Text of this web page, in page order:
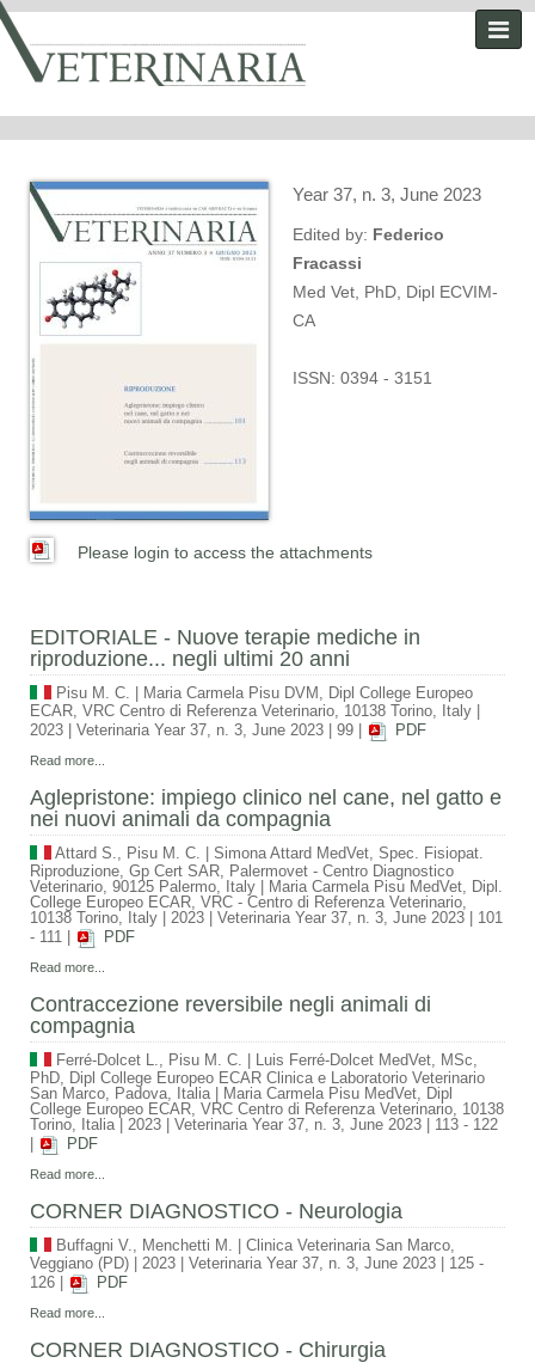
Year 37, n. 3, June 2023
Edited by: Federico
Fracassi
Med Vet, PhD, Dipl ECVIM-
CA
ISSN: 0394 - 3151
Please login to access the attachments
EDITORIALE - Nuove terapie mediche in
riproduzione... negli ultimi 20 anni
Pisu M. C.
Maria Carmela Pisu DVM, Dipl College Europeo
ECAR, VRC Centro di Referenza Veterinario, 10138 Torino, Italy
2023
Veterinaria Year 37, n. 3, June 2023 99 PDF
Read more...
Aglepristone: impiego clinico nel cane, nel gatto e
nei nuovi animali da compagnia
Attard S., Pisu M. C.
Simona Attard MedVet, Spec. Fisiopat.
Riproduzione, Gp Cert SAR, Palermovet - Centro Diagnostico
Veterinario, 90125 Palermo, Italy | Maria Carmela Pisu MedVet, Dipl.
College Europeo ECAR, VRC - Centro di Referenza Veterinario,
10138 Torino, Italy
2023 Veterinaria Year 37, n. 3, June 2023
101
- 111
PDF
Read more...
Contraccezione reversibile negli animali di
compagnia
Ferré-Dolcet L., Pisu M. C.
Luis Ferré-Dolcet MedVet, MSc,
PhD, Dipl College Europeo ECAR Clinica e Laboratorio Veterinario
San Marco, Padova, Italia | Maria Carmela Pisu MedVet, Dipl
College Europeo ECAR, VRC Centro di Referenza Veterinario, 10138
Torino, Italia
2023 Veterinaria Year 37, n. 3, June 2023
113 - 122
PDF
Read more...
CORNER DIAGNOSTICO - Neurologia
Buffagni V., Menchetti M.
Clinica Veterinaria San Marco,
Veggiano (PD)
2023 Veterinaria Year 37, n. 3, June 2023
125 -
126
PDF
Read more...
CORNER DIAGNOSTICO - Chirurgia